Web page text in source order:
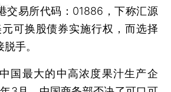
交易所代码：01886，下称汇源
可换股债券实施行权，而选择
手。
最大的中高浓度果汁生产企